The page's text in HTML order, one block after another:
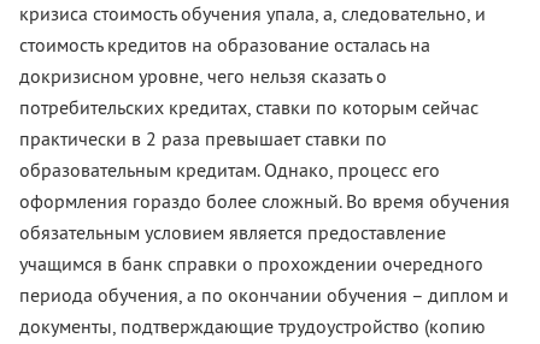
кризиса стоимость обучения упала, а, следовательно, и
стоимость кредитов на образование осталась на
докризисном уровне, чего нельзя сказать о
потребительских кредитах, ставки по которым сейчас
практически в 2 раза превышает ставки по
образовательным кредитам. Однако, процесс его
оформления гораздо более сложный. Во время обучения
обязательным условием является предоставление
учащимся в банк справки о прохождении очередного
периода обучения, а по окончании обучения – диплом и
документы, подтверждающие трудоустройство (копию